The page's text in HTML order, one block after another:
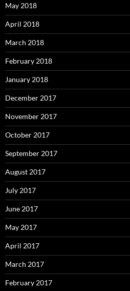
May 2018
April 2018
March 2018
February 2018
January 2018
December 2017
November 2017
October 2017
September 2017
August 2017
July 2017
June 2017
May 2017
April 2017
March 2017
February 2017